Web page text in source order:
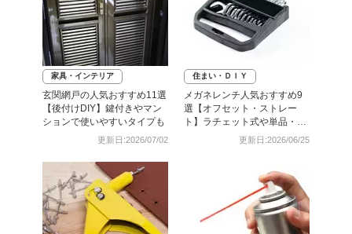
家具・インテリア
玄関網戸の人気おすすめ11選
【後付けDIY】鍵付きやマン
ションで使いやすいタイプも
更新日:2026/07/02
住まい・ＤＩＹ
メガネレンチ人気おすすめ9
選【オフセット・ストレー
ト】ラチェット式や単品・セ
更新日:2026/06/25